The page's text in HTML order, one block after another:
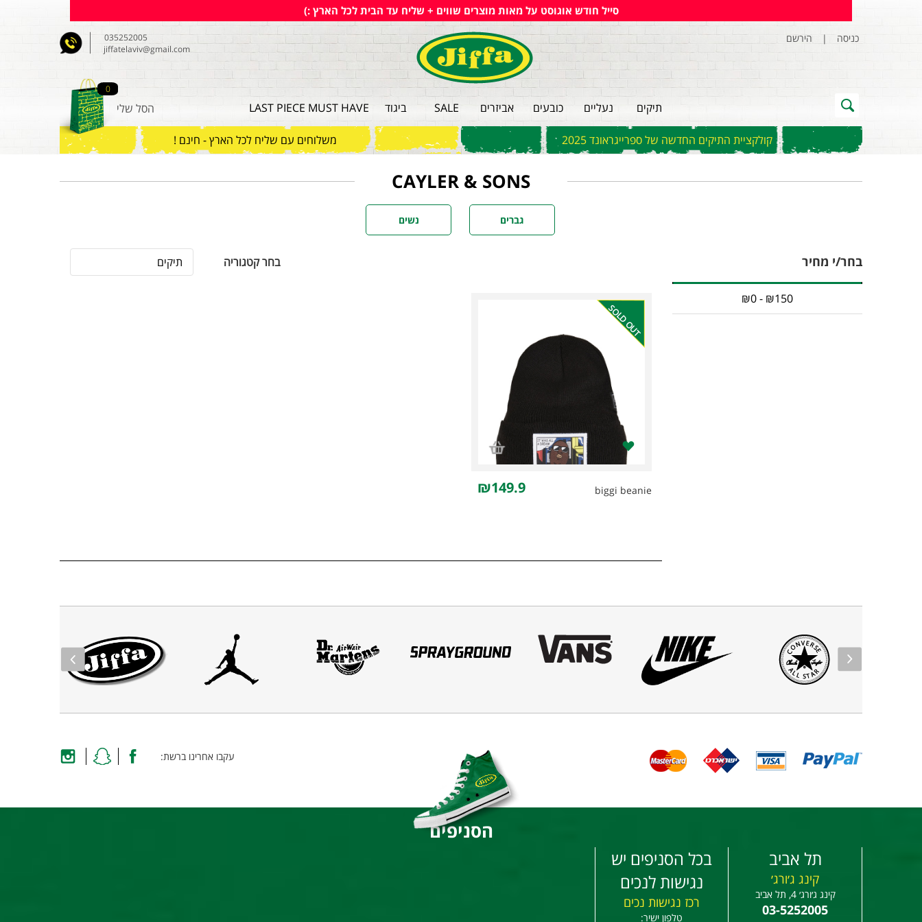
סייל חודש אוגוסט על מאות מוצרים שווים + שליח עד הבית לכל הארץ :)
כניסה | הירשם
תיקים נעליים כובעים אביזרים SALE ביגוד MUST HAVE
LAST PIECE
035252005
jiffatelaviv@gmail.com
הסל שלי
0
קולקציית התיקים החדשה של ספרייגראונד 2025 משלוחים עם שליח לכל הארץ - חינם !
CAYLER & SONS
גברים נשים
בחר/י מחיר בחר קטגוריה תיקים
SOLD OUT
biggi beanie
₪149.9
עקבו אחרינו ברשת:
הסניפים
תל אביב
קינג ג׳ורג׳
קינג ג׳ורג׳ 4, תל אביב
03-5252005
בכל הסניפים יש
נגישות לנכים
רכז נגישות נכים
טלפון ישיר: